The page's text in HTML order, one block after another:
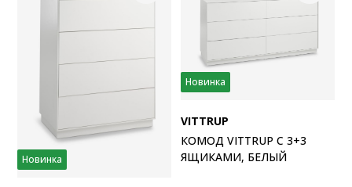
Новинка
Новинка
VITTRUP
КОМОД VITTRUP С 3+3
ЯЩИКАМИ, БЕЛЫЙ